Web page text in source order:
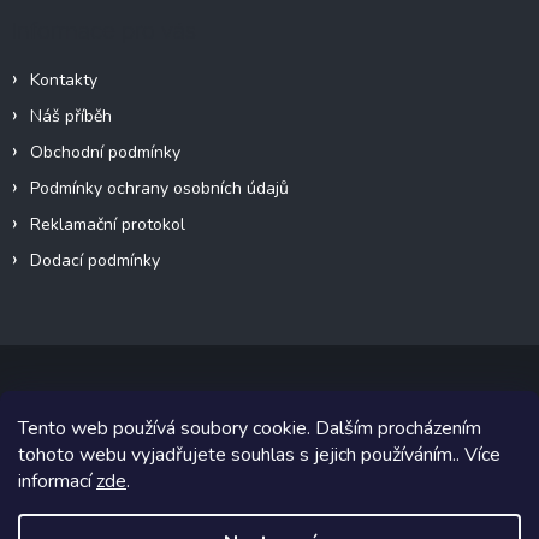
Tento web používá soubory cookie. Dalším procházením
tohoto webu vyjadřujete souhlas s jejich používáním.. Více
informacízde.
Kontakty
Náš příběh
Obchodní podmínky
Podmínky ochrany osobních údajů
Reklamační protokol
Dodací podmínky
Copyright 2026VeteránMoto s.r.o.. Všechna práva vyhrazena.
Grafický návrh vytvořil a na Shoptet implementoval
Shoptetak.cz.